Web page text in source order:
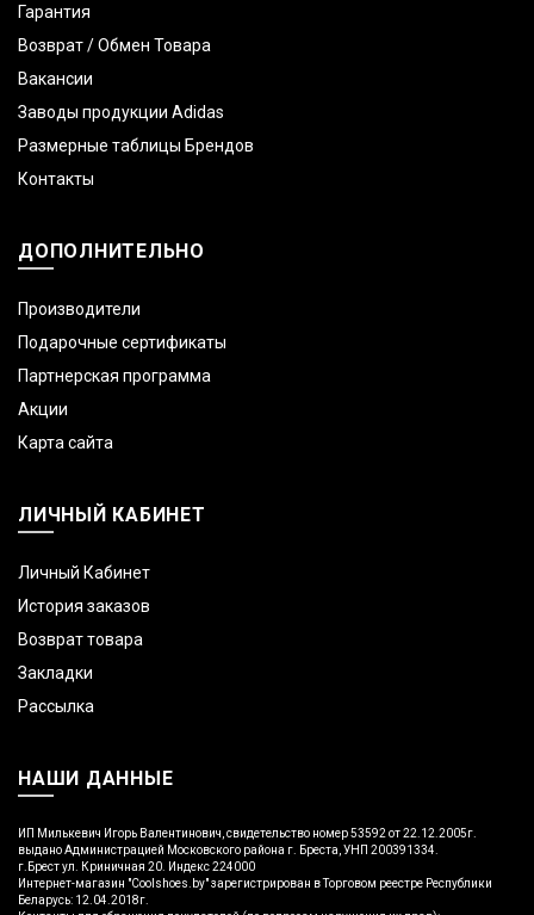
Гарантия
Возврат / Обмен Товара
Вакансии
Заводы продукции Adidas
Размерные таблицы Брендов
Контакты
ДОПОЛНИТЕЛЬНО
Производители
Подарочные сертификаты
Партнерская программа
Акции
Карта сайта
ЛИЧНЫЙ КАБИНЕТ
Личный Кабинет
История заказов
Возврат товара
Закладки
Рассылка
НАШИ ДАННЫЕ
ИП Милькевич Игорь Валентинович, свидетельство номер 53592 от 22.12.2005г.
выдано Администрацией Московского района г. Бреста, УНП 200391334.
г.Брест ул. Криничная 20. Индекс 224000
Интернет-магазин "Coolshoes.by" зарегистрирован в Торговом реестре Республики
Беларусь: 12.04.2018г.